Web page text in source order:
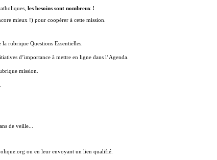
les besoins sont nombreux !
mieux !) pour coopérer à cette mission.
rubrique Questions Essentielles.
d’importance à mettre en ligne dans l’Agenda.
mission.
de veille...
ou en leur envoyant un lien qualifié.